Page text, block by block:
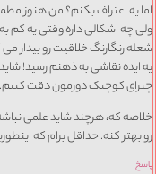
اما یه اعتراف بکنم؟ من هنوز
ولی چه اشکالی داره وقتی یه کم
شعله رنگارنگ خلاقیت رو بیدار
یه ایده نقاشی به ذهنم رسید!
چیزای کوچیک دورمون دقت کنیم.
خلاصه که، هرچند شاید علمی
رو بهتر کنه. حداقل برام که
پاسخ